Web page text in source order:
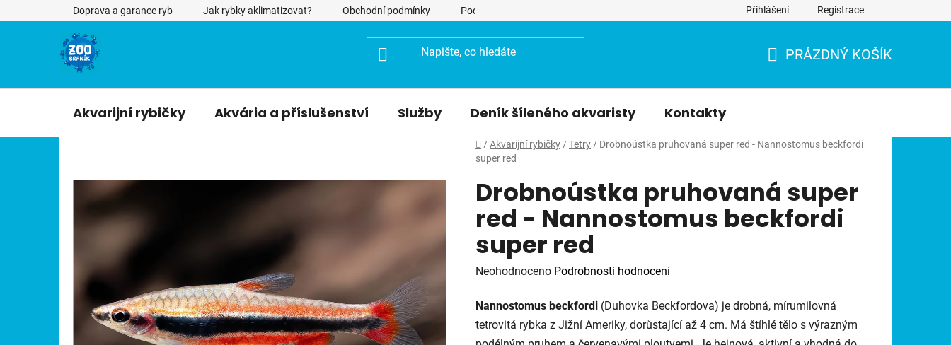
na
Doprava a garance ryb Jak rybky aklimatizovat? Obchodní podmínky Podmínky ochrany osobních údajů Přihlášení Registrace
PRÁZDNÝ KOŠÍK
Akvarijní rybičky Akvária a příslušenství Služby Deník šíleného akvaristy Kontakty
Domů
/ Akvarijní rybičky / Tetry / Drobnoústka pruhovaná super red - Nannostomus beckfordi
super red
Drobnoústka pruhovaná super
red - Nannostomus beckfordi
super red
Průměrné
produktu
je
Neohodnoceno Podrobnosti hodnocení
Nannostomus beckfordi (Duhovka Beckfordova) je drobná, mírumilovná
tetrovitá rybka z Jižní Ameriky, dorůstající až 4 cm. Má štíhlé tělo s výrazným